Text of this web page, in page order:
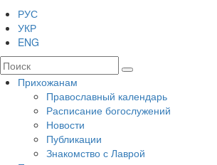
РУС
УКР
ENG
Прихожанам
Православный календарь
Расписание богослужений
Новости
Публикации
Знакомство с Лаврой